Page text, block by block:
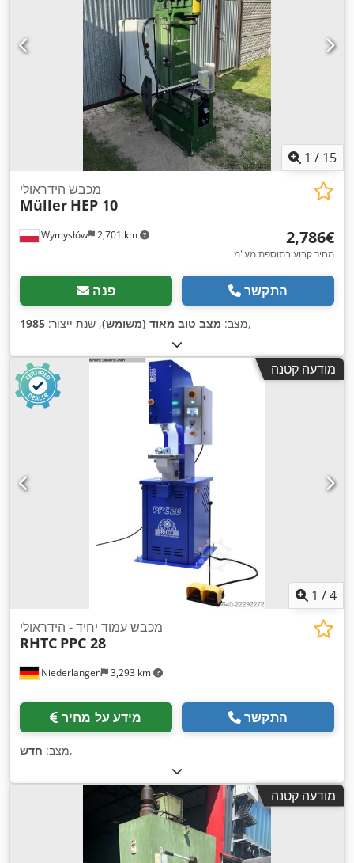
1 / 15
Wymysłów 2,701 km
מכבש הידראולי
Müller HEP 10
‏2,786 ‏€
מחיר קבוע בתוספת מע"מ
פנה התקשר
מצב: מצב טוב מאוד (משומש), שנת ייצור: 1985 ,
מודעה קטנה
1 /4
Niederlangen 3,293 km
מכבש עמוד יחיד - הידראולי
RHTC PPC 28
מידע על מחיר התקשר
מצב: חדש ,
מודעה קטנה